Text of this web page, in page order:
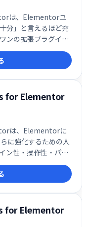
は、Elementorユ
分」と言えるほど充
ンの拡張プラグイン
デザイナーや制作者
デザインをより短時
して高い評価を受け
for Elementor
は、Elementorに
に強化するための人
ン性・操作性・パフ
した多機能ツールで
き、580以上のコン
ェットを搭載してお
サイトをスピーディ
for Elementor